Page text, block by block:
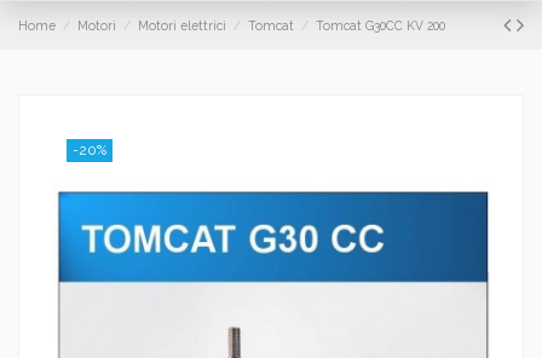
Home Motori Motori elettrici Tomcat Tomcat G30CC KV 200
-20%